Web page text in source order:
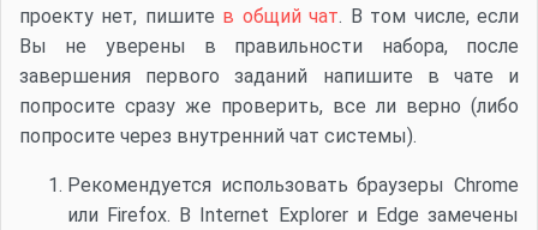
проекту нет, пишите в общий чат. В том числе, если
Вы не уверены в правильности набора, после
завершения первого заданий напишите в чате и
попросите сразу же проверить, все ли верно (либо
попросите через внутренний чат системы).
Рекомендуется использовать браузеры Chrome
или Firefox. В Internet Explorer и Edge замечены